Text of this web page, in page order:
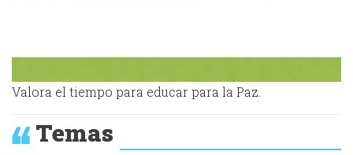
Valora el tiempo para educar para la Paz.
Temas